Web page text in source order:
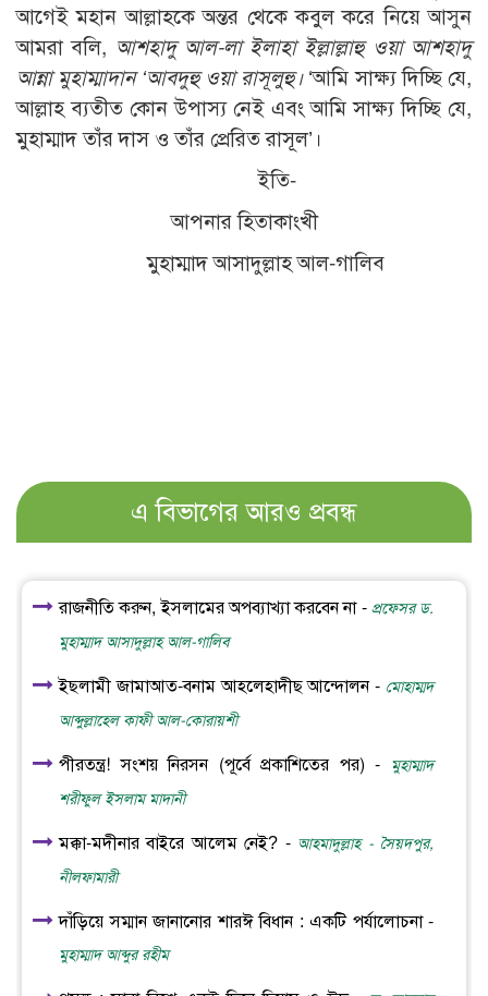
আগেই মহান আল্লাহকে অন্তর থেকে কবুল করে নিয়ে আসুন
আমরা বলি, আশহাদু আল-লা ইলাহা ইল্লাল্লাহু ওয়া আশহাদু
আন্না মুহাম্মাদান ‘আবদুহু ওয়া রাসূলুহু।‘আমি সাক্ষ্য দিচ্ছি যে,
আল্লাহ ব্যতীত কোন উপাস্য নেই এবং আমি সাক্ষ্য দিচ্ছি যে,
মুহাম্মাদ তাঁর দাস ও তাঁর প্রেরিত রাসূল’।
ইতি-
আপনার হিতাকাংখী
মুহাম্মাদ আসাদুল্লাহ আল-গালিব
এ বিভাগের আরও প্রবন্ধ
রাজনীতি করুন, ইসলামের অপব্যাখ্যা করবেন না - প্রফেসর ড.
মুহাম্মাদ আসাদুল্লাহ আল-গালিব
ইছলামী জামাআত-বনাম আহলেহাদীছ আন্দোলন - মোহাম্মদ
আব্দুল্লাহেল কাফী আল-কোরায়শী
পীরতন্ত্র! সংশয় নিরসন (পূর্বে প্রকাশিতের পর) -
মুহাম্মাদ
শরীফুল ইসলাম মাদানী
মক্কা-মদীনার বাইরে আলেম নেই? - আহমাদুল্লাহ - সৈয়দপুর,
নীলফামারী
দাঁড়িয়ে সম্মান জানানোর শারঈ বিধান : একটি পর্যালোচনা -
মুহাম্মাদ আব্দুর রহীম